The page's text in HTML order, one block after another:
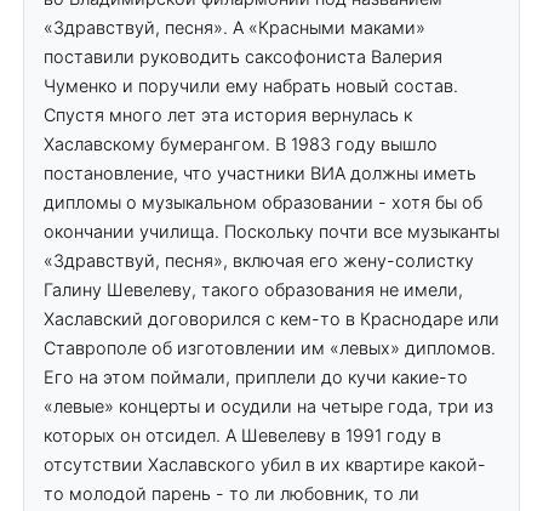
«Здравствуй, песня». А «Красными маками»
поставили руководить саксофониста Валерия
Чуменко и поручили ему набрать новый состав.
Спустя много лет эта история вернулась к
Хаславскому бумерангом. В 1983 году вышло
постановление, что участники ВИА должны иметь
дипломы о музыкальном образовании - хотя бы об
окончании училища. Поскольку почти все музыканты
«Здравствуй, песня», включая его жену-солистку
Галину Шевелеву, такого образования не имели,
Хаславский договорился с кем-то в Краснодаре или
Ставрополе об изготовлении им «левых» дипломов.
Его на этом поймали, приплели до кучи какие-то
«левые» концерты и осудили на четыре года, три из
которых он отсидел. А Шевелеву в 1991 году в
отсутствии Хаславского убил в их квартире какой-
то молодой парень - то ли любовник, то ли